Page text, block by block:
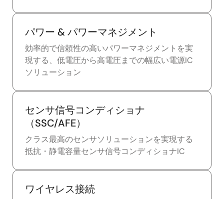
パワー & パワーマネジメント
効率的で信頼性の高いパワーマネジメントを実
現する、低電圧から高電圧までの幅広い電源IC
ソリューション
センサ信号コンディショナ
（SSC/AFE）
クラス最高のセンサソリューションを実現する
抵抗・静電容量センサ信号コンディショナIC
ワイヤレス接続